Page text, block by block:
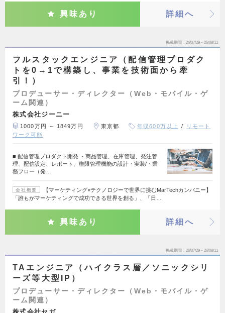
興味あり 詳細へ
掲載期間 26/07/29～26/08/11
フルスタックエンジニア（配信管理プロダク
トを0→1で構築し、事業を技術面から牽
引！）
プロデューサー・ディレクター（Web・モバイル・ゲ
ーム関連）
株式会社ジーニー
1000万円 ～ 1849万円 東京都 年収600万以上
リモート
ワーク可能
■ 配信管理プロダクト開発 ・商品管理、在庫管理、発注管
理、配信設定、レポート、権限管理機能の設計・実装/・業
務フロー（発…
会社概要
【マーケティング×テクノロジーで世界に挑むMarTechカンパニー】
「誰もがマーケティングで成功できる世界を創る」、「日…
興味あり 詳細へ
掲載期間 26/07/29～26/08/11
TAエンジニア（ハイクラス層／ソニックシリ
ーズ等大型IP）
プロデューサー・ディレクター（Web・モバイル・ゲ
ーム関連）
株式会社セガ